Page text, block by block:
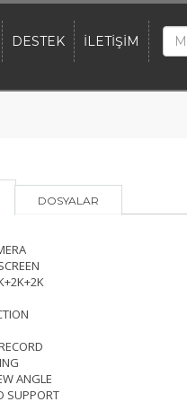
DESTEK İLETİŞİM
DOSYALAR
ANGLE
SUPPORT